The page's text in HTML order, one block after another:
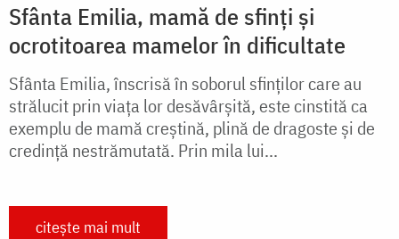
Sfânta Emilia, mamă de sfinți și
ocrotitoarea mamelor în dificultate
Sfânta Emilia, înscrisă în soborul sfinților care au
strălucit prin viața lor desăvârșită, este cinstită ca
exemplu de mamă creștină, plină de dragoste și de
credință nestrămutată. Prin mila lui...
citește mai mult